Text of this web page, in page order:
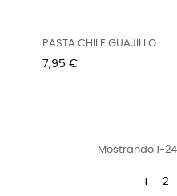
PASTA CHILE GUAJILLO...
Precio
7,95 €
Mostrando 1-
1 2